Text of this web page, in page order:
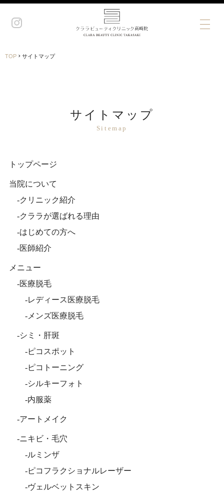
TOP › サイトマップ
サイトマップ
Sitemap
トップページ
当院について
クリニック紹介
クララが選ばれる理由
はじめての方へ
医師紹介
メニュー
医療脱毛
レディース医療脱毛
メンズ医療脱毛
シミ・肝斑
ピコスポット
ピコトーニング
シルキーフォト
内服薬
アートメイク
ニキビ・毛穴
ルミンザ
ピコフラクショナルレーザー
ヴェルベットスキン